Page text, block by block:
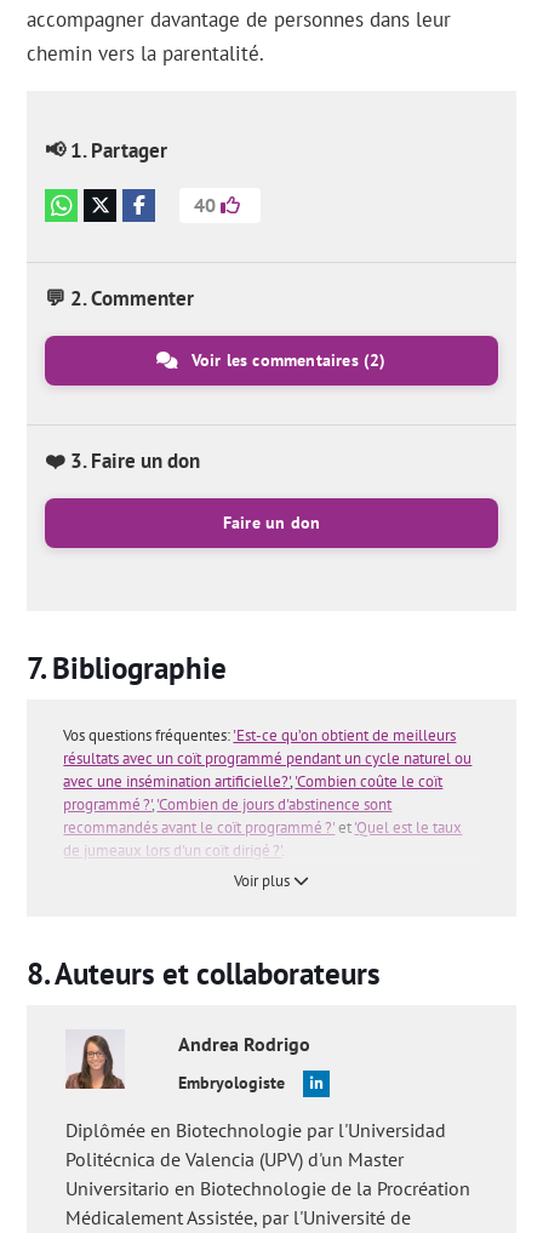
accompagner davantage de personnes dans leur
chemin vers la parentalité.
📢 1. Partager
40
💬 2. Commenter
Voir les commentaires(2)
❤️ 3. Faire un don
Faire un don
Bibliographie
Vos questions fréquentes:'Est-ce qu’on obtient de meilleurs
résultats avec un coït programmé pendant un cycle naturel ou
avec une insémination artificielle?','Combien coûte le coït
programmé ?','Combien de jours d'abstinence sont
recommandés avant le coït programmé ?'et'Quel est le taux
de jumeaux lors d'un coït dirigé ?'.
Voir plus
Auteurs et collaborateurs
Andrea Rodrigo
Embryologiste
Diplômée en Biotechnologie par l'Universidad
Politécnica de Valencia (UPV) d'un Master
Universitario en Biotechnologie de la Procréation
Médicalement Assistée, par l'Université de